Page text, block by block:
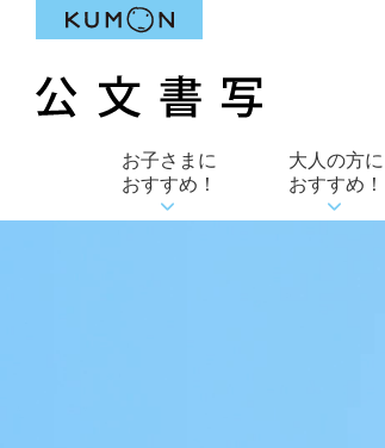
お子さまに
おすすめ！
大人の方に
おすすめ！